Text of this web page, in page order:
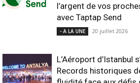
l’argent de vos
avec Taptap Send
- A LA UNE 20 juillet 2026
L’Aéroport d’Istanbul
Records historiques